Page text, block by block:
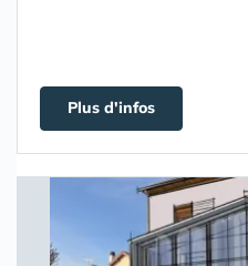
Plus d'infos